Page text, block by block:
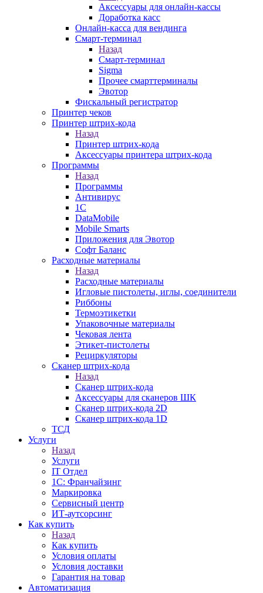
Аксессуары для онлайн-кассы
Доработка касс
Онлайн-касса для вендинга
Смарт-терминал
Назад
Смарт-терминал
Sigma
Прочее смарттерминалы
Эвотор
Фискальный регистратор
Принтер чеков
Принтер штрих-кода
Назад
Принтер штрих-кода
Аксессуары принтера штрих-кода
Программы
Назад
Программы
Антивирус
1С
DataMobile
Mobile Smarts
Приложения для Эвотор
Софт Баланс
Расходные материалы
Назад
Расходные материалы
Игловые пистолеты, иглы, соединители
Риббоны
Термоэтикетки
Упаковочные материалы
Чековая лента
Этикет-пистолеты
Рециркуляторы
Сканер штрих-кода
Назад
Сканер штрих-кода
Аксессуары для сканеров ШК
Сканер штрих-кода 2D
Сканер штрих-кода 1D
ТСД
Услуги
Назад
Услуги
IT Отдел
1С: Франчайзинг
Маркировка
Сервисный центр
ИТ-аутсорсинг
Как купить
Назад
Как купить
Условия оплаты
Условия доставки
Гарантия на товар
Автоматизация